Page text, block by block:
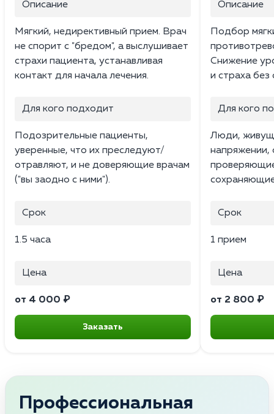
Описание
Мягкий, недирективный прием. Врач
не спорит с "бредом", а выслушивает
страхи пациента, устанавливая
контакт для начала лечения.
Для кого подходит
Подозрительные пациенты,
уверенные, что их преследуют/
отравляют, и не доверяющие врачам
("вы заодно с ними").
Срок
1.5 часа
Цена
от 4 000 ₽
Заказать
Описание
Подбор
Снижение
и страха без
Для кого
Люди,
напряжении,
Срок
1 прием
Цена
от 2 800 ₽
Профессиональная